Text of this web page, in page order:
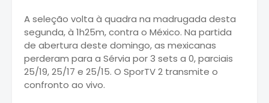
A seleção volta à quadra na madrugada desta
segunda, à 1h25m, contra o México. Na partida
de abertura deste domingo, as mexicanas
perderam para a Sérvia por 3 sets a 0, parciais
25/19, 25/17 e 25/15. O SporTV 2 transmite o
confronto ao vivo.